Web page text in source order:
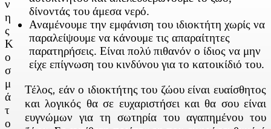
ν
η
ς
Κ
ο
σ
μ
ά
τ
ο
δίνοντάς του άμεσα νερό.
Αναμένουμε την εμφάνιση του ιδιοκτήτη χωρίς να
παραλείψουμε να κάνουμε τις απαραίτητες
παρατηρήσεις. Είναι πολύ πιθανόν ο ίδιος να μην
είχε επίγνωση του κινδύνου για το κατοικίδιό του.
Τέλος, εάν ο ιδιοκτήτης του ζώου είναι ευαίσθητος
και λογικός θα σε ευχαριστήσει και θα σου είναι
ευγνώμων για τη σωτηρία του αγαπημένου του